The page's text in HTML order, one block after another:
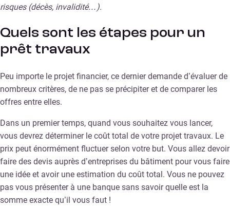
risques (décès, invalidité…).
Quels sont les étapes pour un
prêt travaux
Peu importe le projet financier, ce dernier demande d’évaluer de
nombreux critères, de ne pas se précipiter et de comparer les
offres entre elles.
Dans un premier temps, quand vous souhaitez vous lancer,
vous devrez déterminer le coût total de votre projet travaux. Le
prix peut énormément fluctuer selon votre but. Vous allez devoir
faire des devis auprès d’entreprises du bâtiment pour vous faire
une idée et avoir une estimation du coût total. Vous ne pouvez
pas vous présenter à une banque sans savoir quelle est la
somme exacte qu’il vous faut !